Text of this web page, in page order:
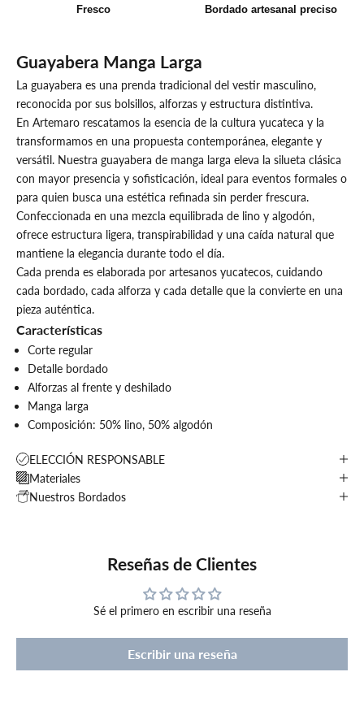
Fresco Bordado artesanal preciso
Guayabera Manga Larga
La guayabera es una prenda tradicional del vestir masculino,
reconocida por sus bolsillos, alforzas y estructura distintiva.
En Artemaro rescatamos la esencia de la cultura yucateca y la
transformamos en una propuesta contemporánea, elegante y
versátil. Nuestra guayabera de manga larga eleva la silueta clásica
con mayor presencia y sofisticación, ideal para eventos formales o
para quien busca una estética refinada sin perder frescura.
Confeccionada en una mezcla equilibrada de lino y algodón,
ofrece estructura ligera, transpirabilidad y una caída natural que
mantiene la elegancia durante todo el día.
Cada prenda es elaborada por artesanos yucatecos, cuidando
cada bordado, cada alforza y cada detalle que la convierte en una
pieza auténtica.
Características
Corte regular
Detalle bordado
Alforzas al frente y deshilado
Manga larga
Composición: 50% lino, 50% algodón
ELECCIÓN RESPONSABLE
Materiales
Nuestros Bordados
Reseñas de Clientes
Sé el primero en escribir una reseña
Escribir una reseña